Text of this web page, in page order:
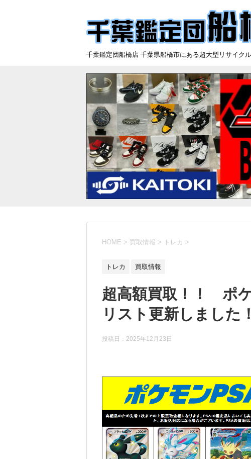
千葉鑑定団船橋店 千葉県船橋市にある超大型リサイク
HOME > 買取情報 > トレカ >
トレカ 買取情報
超高額買取！！ ポ
リスト更新しました
投稿日： 2025年12月23日